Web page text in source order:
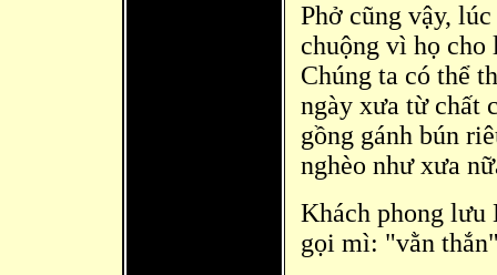
Phở cũng vậy,
chuộng vì họ cho
Chúng ta có thể
ngày xưa từ chất
gồng gánh bún
nghèo như xưa
Khách phong lưu
gọi mì: "vằn